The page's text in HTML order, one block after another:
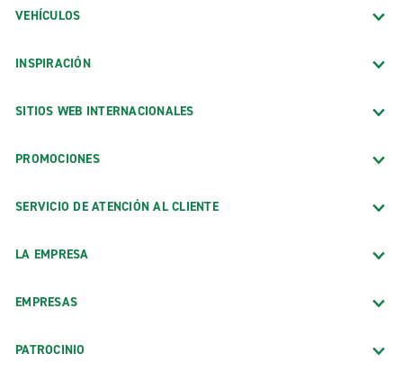
VEHÍCULOS
INSPIRACIÓN
SITIOS WEB INTERNACIONALES
PROMOCIONES
SERVICIO DE ATENCIÓN AL CLIENTE
LA EMPRESA
EMPRESAS
PATROCINIO